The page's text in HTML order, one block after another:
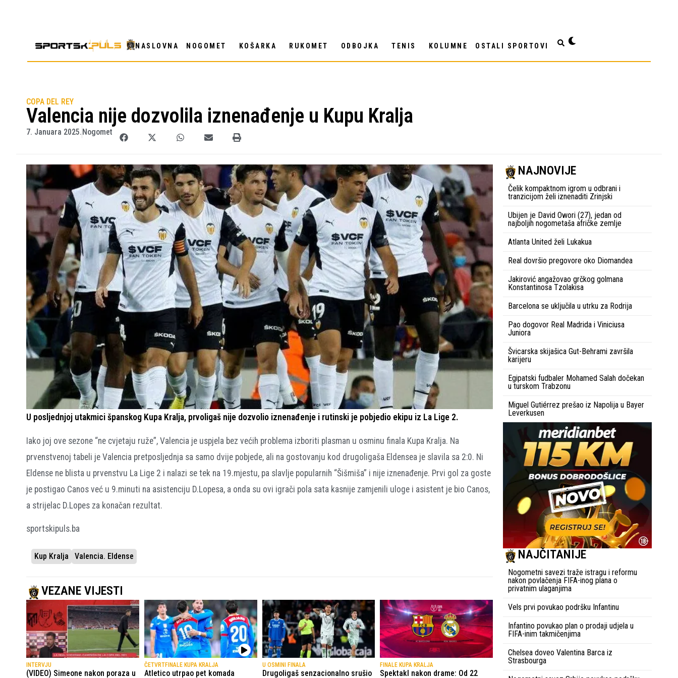
NASLOVNA NOGOMET KOŠARKA RUKOMET ODBOJKA TENIS KOLUMNE OSTALI SPORTOVI
COPA DEL REY
Valencia nije dozvolila iznenađenje u Kupu Kralja
7. Januara 2025.Nogomet
U posljednjoj utakmici španskog Kupa Kralja, prvoligaš nije dozvolio iznenađenje i rutinski je pobjedio ekipu iz La Lige 2.
Iako joj ove sezone “ne cvjetaju ruže”, Valencia je uspjela bez većih problema izboriti plasman u osminu finala Kupa Kralja. Na
prvenstvenoj tabeli je Valencia pretposljednja sa samo dvije pobjede, ali na gostovanju kod drugoligaša Eldensea je slavila sa 2:0. Ni
Eldense ne blista u prvenstvu La Lige 2 i nalazi se tek na 19.mjestu, pa slavlje popularnih “Šišmiša” i nije iznenađenje. Prvi gol za goste
je postigao Canos već u 9.minuti na asistenciju D.Lopesa, a onda su ovi igrači pola sata kasnije zamjenili uloge i asistent je bio Canos,
a strijelac D.Lopes za konačan rezultat.
sportskipuls.ba
Kup Kralja Valencia. Eldense
VEZANE VIJESTI
INTERVJU
(VIDEO) Simeone nakon poraza u
ČETVRTFINALE KUPA KRALJA
Atletico utrpao pet komada
U OSMINI FINALA
Drugoligaš senzacionalno srušio
FINALE KUPA KRALJA
Spektakl nakon drame: Od 22
NAJNOVIJE
Čelik kompaktnom igrom u odbrani i
tranzicijom želi iznenaditi Zrinjski
Ubijen je David Owori (27), jedan od
najboljih nogometaša afričke zemlje
Atlanta United želi Lukakua
Real dovršio pregovore oko Diomandea
Jakirović angažovao grčkog golmana
Konstantinosa Tzolakisa
Barcelona se uključila u utrku za Rodrija
Pao dogovor Real Madrida i Viniciusa
Juniora
Švicarska skijašica Gut-Behrami završila
karijeru
Egipatski fudbaler Mohamed Salah dočekan
u turskom Trabzonu
Miguel Gutiérrez prešao iz Napolija u Bayer
Leverkusen
NAJČITANIJE
Nogometni savezi traže istragu i reformu
nakon povlačenja FIFA-inog plana o
privatnim ulaganjima
Vels prvi povukao podršku Infantinu
Infantino povukao plan o prodaji udjela u
FIFA-inim takmičenjima
Chelsea doveo Valentina Barca iz
Strasbourga